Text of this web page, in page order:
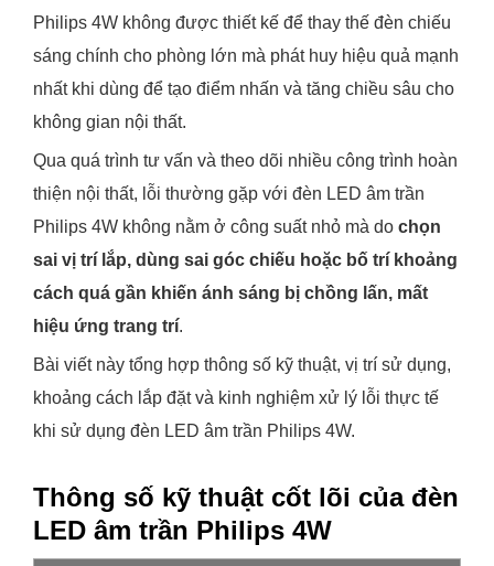
Philips 4W không được thiết kế để thay thế đèn chiếu
sáng chính cho phòng lớn mà phát huy hiệu quả mạnh
nhất khi dùng để tạo điểm nhấn và tăng chiều sâu cho
không gian nội thất.
Qua quá trình tư vấn và theo dõi nhiều công trình hoàn
thiện nội thất, lỗi thường gặp với đèn LED âm trần
Philips 4W không nằm ở công suất nhỏ mà do chọn
sai vị trí lắp, dùng sai góc chiếu hoặc bố trí khoảng
cách quá gần khiến ánh sáng bị chồng lấn, mất
hiệu ứng trang trí.
Bài viết này tổng hợp thông số kỹ thuật, vị trí sử dụng,
khoảng cách lắp đặt và kinh nghiệm xử lý lỗi thực tế
khi sử dụng đèn LED âm trần Philips 4W.
Thông số kỹ thuật cốt lõi của đèn
LED âm trần Philips 4W